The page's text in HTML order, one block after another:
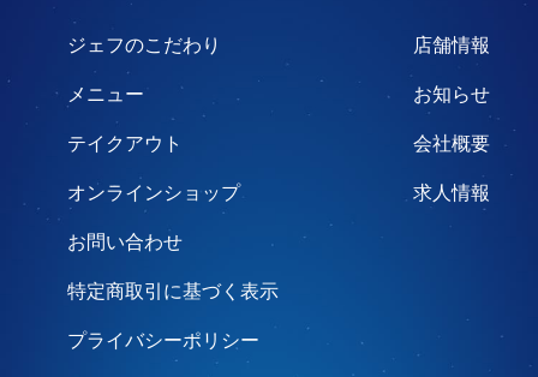
ジェフのこだわり
メニュー
テイクアウト
オンラインショップ
店舗情報
お知らせ
会社概要
求人情報
お問い合わせ
特定商取引に基づく表示
プライバシーポリシー